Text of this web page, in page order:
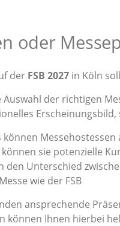
oder
der FSB 2027 in Köln
der richtigen
sie potenzielle
den Unterschied
wie der FSB
ansprechende
können Ihnen hierbei